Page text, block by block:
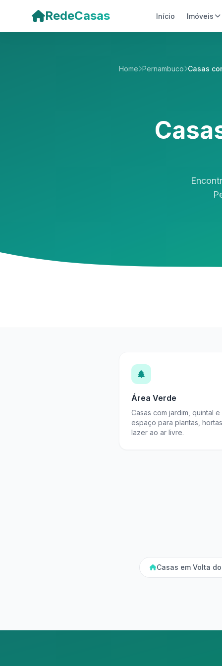
RedeCasas Início Imóveis
Home Pernambuco Casas
Área Verde
Casas com jardim, quintal e
espaço para plantas,
lazer ao ar livre.
Casas em Volta